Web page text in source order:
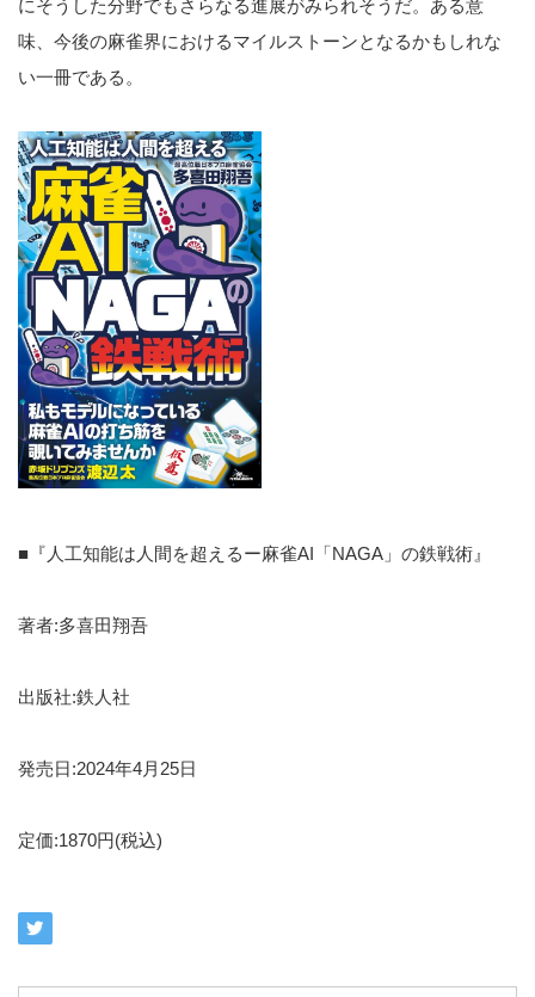
にそうした分野でもさらなる進展がみられそうだ。ある意
味、今後の麻雀界におけるマイルストーンとなるかもしれな
い一冊である。
■『人工知能は人間を超えるー麻雀AI「NAGA」の鉄戦術』
著者:多喜田翔吾
出版社:鉄人社
発売日:2024年4月25日
定価:1870円(税込)